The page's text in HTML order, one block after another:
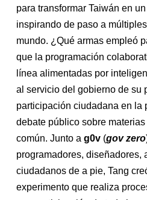
para transformar Taiwán en
inspirando de paso a
mundo. ¿Qué armas empleó
que la programación
línea alimentadas por
al servicio del gobierno de su
participación ciudadana en la
debate público sobre
común. Junto a g0v(gov zero
programadores, diseñadores,
ciudadanos de a pie, Tang
experimento que realiza